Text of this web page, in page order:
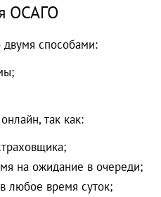
ОСАГО
способами:
так как:
на ожидание в очереди;
любое время суток;